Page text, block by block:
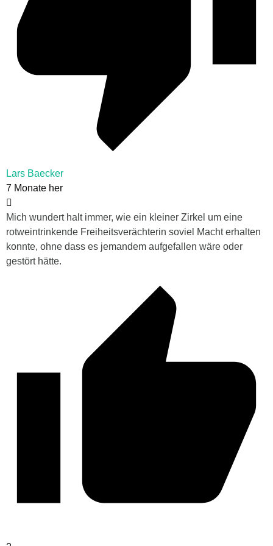
Lars Baecker
7 Monate her
Mich wundert halt immer, wie ein kleiner Zirkel um eine
rotweintrinkende Freiheitsverächterin soviel Macht erhalten
konnte, ohne dass es jemandem aufgefallen wäre oder
gestört hätte.